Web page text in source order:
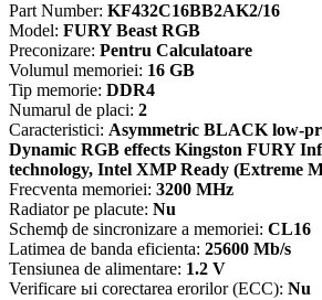
Part Number: KF432C16BB2AK2/16
Model: FURY Beast RGB
Preconizare: Pentru Calculatoare
Volumul memoriei: 16 GB
Tip memorie: DDR4
Numarul de placi: 2
Caracteristici: Asymmetric BLACK low-
Dynamic RGB effects Kingston FURY
technology, Intel XMP Ready (Extreme
Frecventa memoriei: 3200 MHz
Radiator pe placute: Nu
Schemф de sincronizare a memoriei: CL16
Latimea de banda eficienta: 25600 Mb/s
Tensiunea de alimentare: 1.2 V
Verificare ыi corectarea erorilor (ECC): Nu